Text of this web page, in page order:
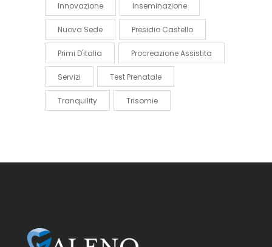
Innovazione Inseminazione
Nuova Sede Presidio Castello
Primi D'italia Procreazione Assistita
Servizi Test Prenatale
Tranquility Trisomie